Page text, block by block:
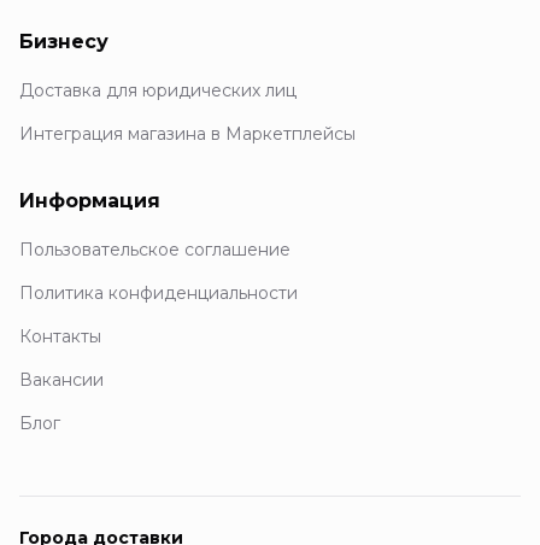
Бизнесу
Доставка для юридических лиц
Интеграция магазина в Маркетплейсы
Информация
Пользовательское соглашение
Политика конфиденциальности
Контакты
Вакансии
Блог
Города доставки